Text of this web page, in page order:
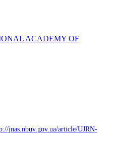
ACADEMY OF
jnas.nbuv.gov.ua/article/UJRN-